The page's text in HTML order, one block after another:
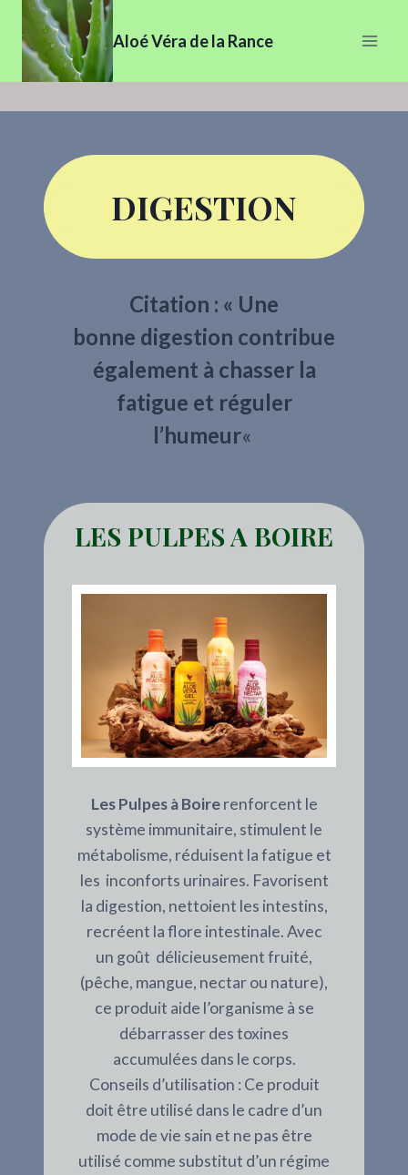
Aller
contenu
Aloé Véra de la Rance
DIGESTION
Citation : « Une
bonne digestion contribue
également à chasser la
fatigue et réguler
l’humeur«
LES PULPES A BOIRE
Les Pulpes à Boirerenforcent le
système immunitaire, stimulent le
métabolisme, réduisent la fatigue et
les inconforts urinaires. Favorisent
la digestion, nettoient les intestins,
recréent la flore intestinale. Avec
un goût délicieusement fruité,
(pêche, mangue, nectar ou nature),
ce produit aide l’organisme à se
débarrasser des toxines
accumulées dans le corps.
Conseils d’utilisation : Ce produit
doit être utilisé dans le cadre d’un
mode de vie sain et ne pas être
utilisé comme substitut d’un régime